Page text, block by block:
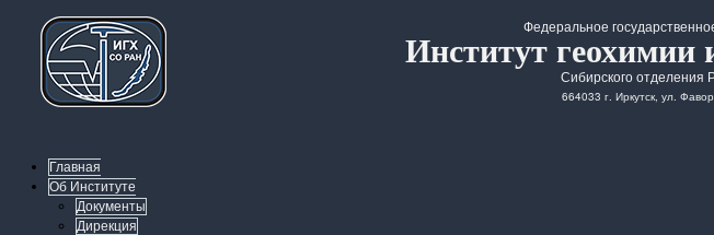
Федеральное
Институт
Сибирского отделения
664033 г. Иркутск, ул.
Главная
Об Институте
Документы
Дирекция